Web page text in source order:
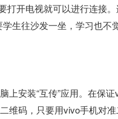
打开电视就可以进行连接
生往沙发一坐，学习也不
上安装“互传”应用。在保
维码，只要用vivo手机对